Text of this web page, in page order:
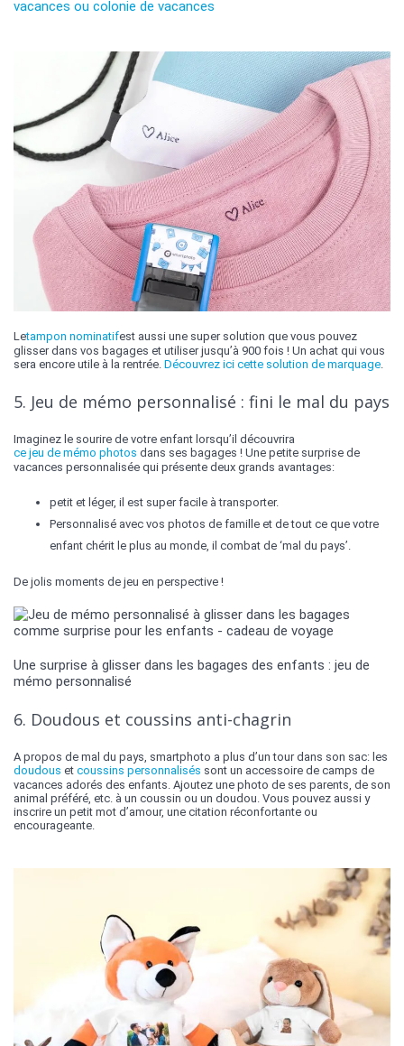
Letampon nominatifest aussi une super solution que vous pouvez
glisser dans vos bagages et utiliser jusqu’à 900 fois ! Un achat qui vous
sera encore utile à la rentrée. Découvrez ici cette solution de marquage
5. Jeu de mémo personnalisé : fini le mal du pays
Imaginez le sourire de votre enfant lorsqu’il découvrira
ce jeu de mémo photos dans ses bagages ! Une petite surprise de
vacances personnalisée qui présente deux grands avantages:
petit et léger, il est super facile à transporter.
Personnalisé avec vos photos de famille et de tout ce que votre
enfant chérit le plus au monde, il combat de ‘mal du pays’.
De jolis moments de jeu en perspective !
Une surprise à glisser dans les bagages des enfants : jeu de
mémo personnalisé
6. Doudous et coussins anti-chagrin
A propos de mal du pays, smartphoto a plus d’un tour dans son sac: les
doudous et coussins personnalisés sont un accessoire de camps de
vacances adorés des enfants. Ajoutez une photo de ses parents, de son
animal préféré, etc. à un coussin ou un doudou. Vous pouvez aussi y
inscrire un petit mot d’amour, une citation réconfortante ou
encourageante.